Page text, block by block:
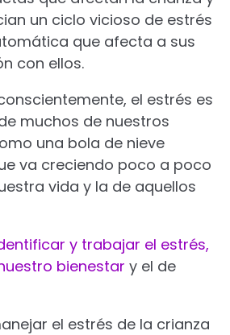
un ciclo vicioso de estrés
que afecta a sus
con ellos.
el estrés es
muchos de nuestros
una bola de nieve
va creciendo poco a poco
vida y la de aquellos
y trabajar el estrés,
bienestar y el de
el estrés de la crianza